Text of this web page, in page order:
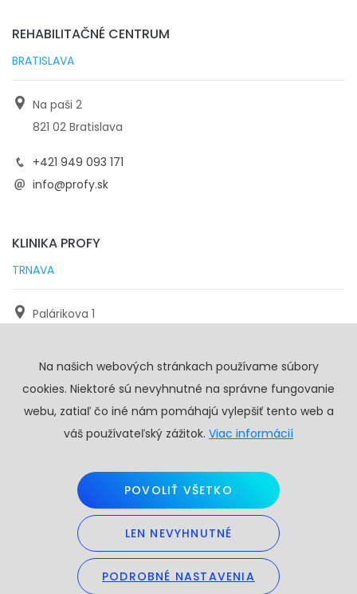
REHABILITAČNÉ CENTRUM
BRATISLAVA
Na paši 2
821 02 Bratislava
+421 949 093 171
info@profy.sk
KLINIKA PROFY
TRNAVA
Palárikova 1
+421 905 117 923
info@profy.sk
Copyright © 2026. Všetky práva vyhradené.
Obchodné podmienky
Na našich webových stránkach používame súbory
cookies. Niektoré sú nevyhnutné na správne fungovanie
webu, zatiaľ čo iné nám pomáhajú vylepšiť tento web a
váš používateľský zážitok. Viac informácií
PODROBNÉ NASTAVENIA
LEN NEVYHNUTNÉ
POVOLIŤ VŠETKO